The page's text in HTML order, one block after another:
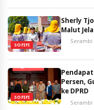
SOFIFI
Sherly
Malut
Serambi
SOFIFI
Persen,
ke DPRD
Serambi